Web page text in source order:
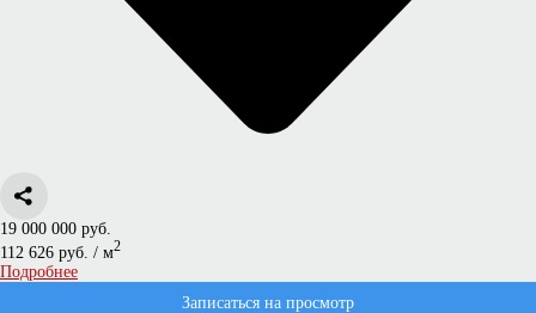
19 000 000 руб.
112 626 руб. / м2
Подробнее
Записаться на просмотр